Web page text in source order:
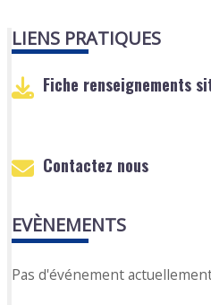
LIENS PRATIQUES
Fiche renseignements
Contactez nous
EVÈNEMENTS
Pas d'événement